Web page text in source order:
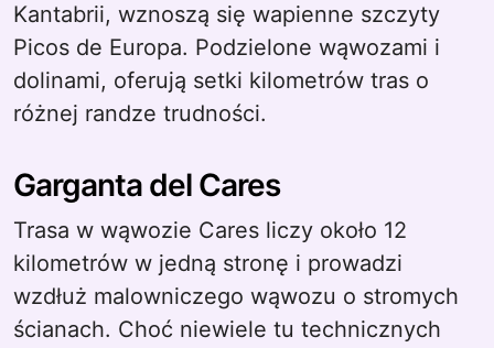
Kantabrii, wznoszą się wapienne szczyty
Picos de Europa. Podzielone wąwozami i
dolinami, oferują setki kilometrów tras o
różnej randze trudności.
Garganta del Cares
Trasa w wąwozie Cares liczy około 12
kilometrów w jedną stronę i prowadzi
wzdłuż malowniczego wąwozu o stromych
ścianach. Choć niewiele tu technicznych